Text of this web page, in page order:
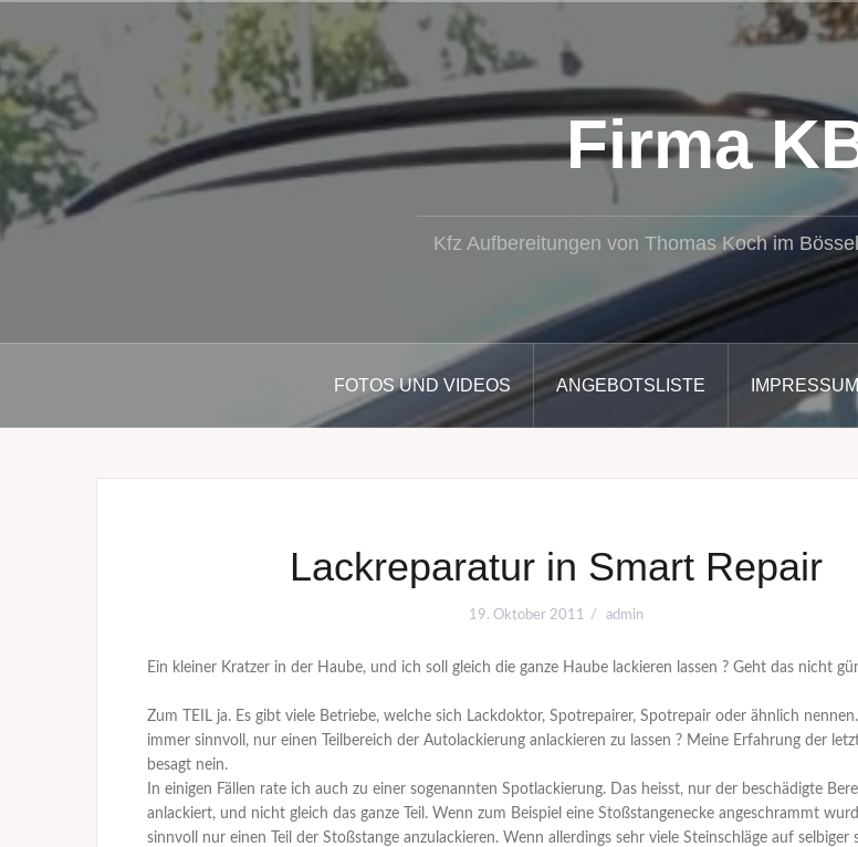
springen
Firma
Kfz Aufbereitungen von Thomas Koch im
FOTOS UND VIDEOS ANGEBOTSLISTE IMPRESSUM
Lackreparatur in Smart Repair
19. Oktober 2011 admin
Ein kleiner Kratzer in der Haube, und ich soll gleich die ganze Haube lackieren lassen ? Geht das nicht
Zum TEIL ja. Es gibt viele Betriebe, welche sich Lackdoktor, Spotrepairer, Spotrepair oder ähnlich
immer sinnvoll, nur einen Teilbereich der Autolackierung anlackieren zu lassen ? Meine Erfahrung der
besagt nein.
In einigen Fällen rate ich auch zu einer sogenannten Spotlackierung. Das heisst, nur der beschädigte
anlackiert, und nicht gleich das ganze Teil. Wenn zum Beispiel eine Stoßstangenecke angeschrammt
sinnvoll nur einen Teil der Stoßstange anzulackieren. Wenn allerdings sehr viele Steinschläge auf selbiger